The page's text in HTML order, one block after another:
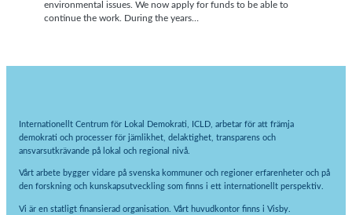
environmental issues. We now apply for funds to be able to
continue the work. During the years…
Internationellt Centrum för Lokal Demokrati, ICLD, arbetar för att främja
demokrati och processer för jämlikhet, delaktighet, transparens och
ansvarsutkrävande på lokal och regional nivå.
Vårt arbete bygger vidare på svenska kommuner och regioner erfarenheter och på
den forskning och kunskapsutveckling som finns i ett internationellt perspektiv.
Vi är en statligt finansierad organisation. Vårt huvudkontor finns i Visby.